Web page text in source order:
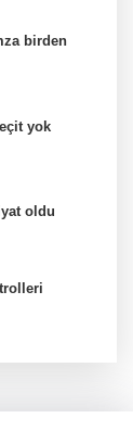
birden
yok
oldu